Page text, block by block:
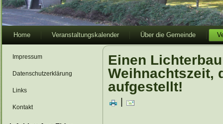
Home Veranstaltungskalender Über die Gemeinde
Impressum
Datenschutzerklärung
Links
Kontakt
Einen
Weihnachtszeit,
aufgestellt!